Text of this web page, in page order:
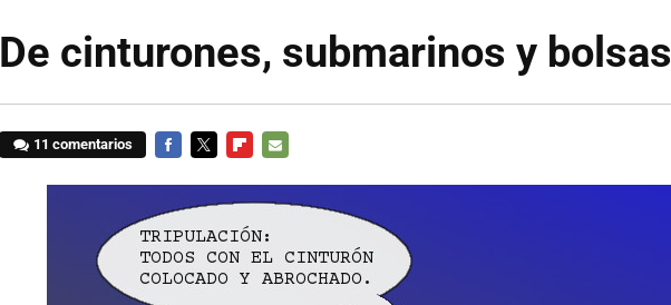
De cinturones, submarinos y bolsas
11 comentarios
MAIL